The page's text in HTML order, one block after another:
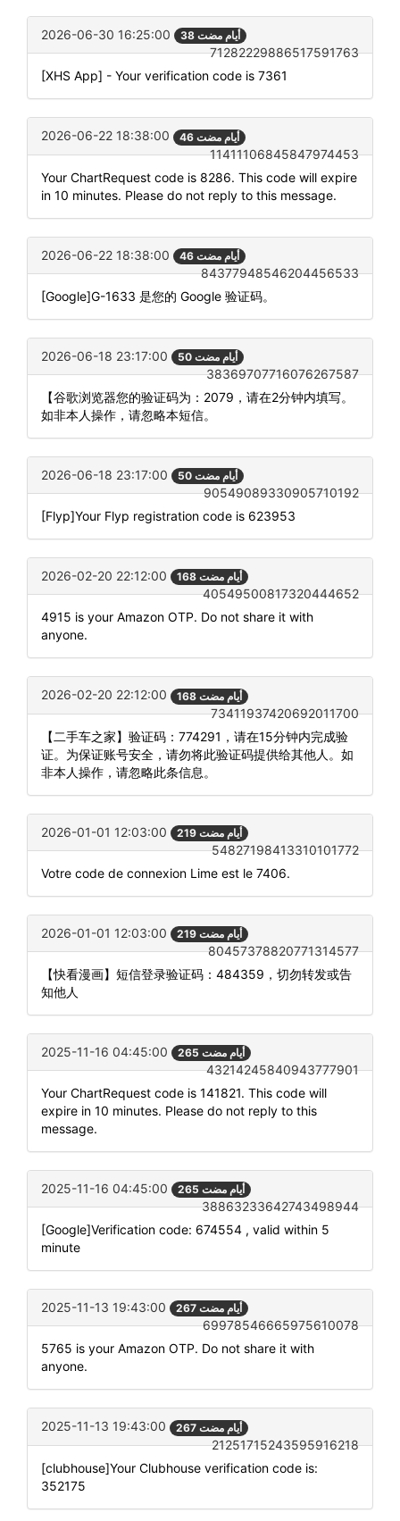
2026-06-30 16:25:00 38 أيام مضت
71282229886517591763
[XHS App] - Your verification code is 7361
2026-06-22 18:38:00 46 أيام مضت
11411106845847974453
Your ChartRequest code is 8286. This code will expire
in 10 minutes. Please do not reply to this message.
2026-06-22 18:38:00 46 أيام مضت
84377948546204456533
[Google]G-1633 是您的 Google 验证码。
2026-06-18 23:17:00 50 أيام مضت
38369707716076267587
【谷歌浏览器您的验证码为：2079，请在2分钟内填写。
如非本人操作，请忽略本短信。
2026-06-18 23:17:00 50 أيام مضت
90549089330905710192
[Flyp]Your Flyp registration code is 623953
2026-02-20 22:12:00 168 أيام مضت
40549500817320444652
4915 is your Amazon OTP. Do not share it with
anyone.
2026-02-20 22:12:00 168 أيام مضت
73411937420692011700
【二手车之家】验证码：774291，请在15分钟内完成验
证。为保证账号安全，请勿将此验证码提供给其他人。如
非本人操作，请忽略此条信息。
2026-01-01 12:03:00 219 أيام مضت
54827198413310101772
Votre code de connexion Lime est le 7406.
2026-01-01 12:03:00 219 أيام مضت
80457378820771314577
【快看漫画】短信登录验证码：484359，切勿转发或告
知他人
2025-11-16 04:45:00 265 أيام مضت
43214245840943777901
Your ChartRequest code is 141821. This code will
expire in 10 minutes. Please do not reply to this
message.
2025-11-16 04:45:00 265 أيام مضت
38863233642743498944
[Google]Verification code: 674554 , valid within 5
minute
2025-11-13 19:43:00 267 أيام مضت
69978546665975610078
5765 is your Amazon OTP. Do not share it with
anyone.
2025-11-13 19:43:00 267 أيام مضت
21251715243595916218
[clubhouse]Your Clubhouse verification code is:
352175